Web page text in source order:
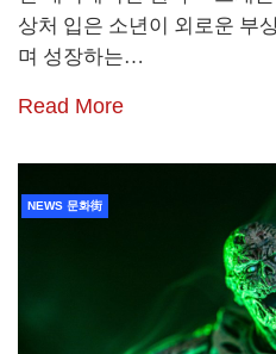
상처 입은 소년이 외로운 부
며 성장하는…
Read More
NEWS 문화街